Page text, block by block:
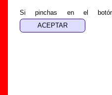
Si pinchas en el
esta página otros tipos de
disponibles: los datos
créditos de la grabación